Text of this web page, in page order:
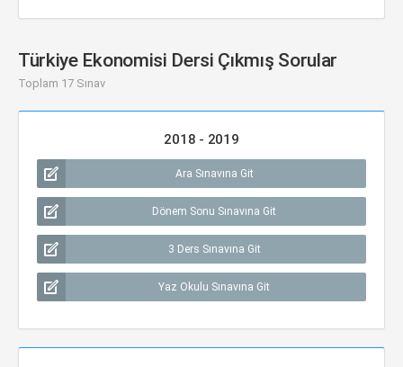
Türkiye Ekonomisi Dersi Çıkmış Sorular
Toplam 17 Sınav
2018 - 2019
Ara Sınavına Git
Dönem Sonu Sınavına Git
3 Ders Sınavına Git
Yaz Okulu Sınavına Git